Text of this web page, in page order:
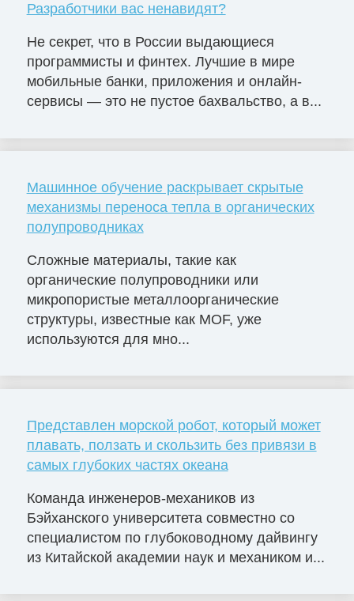
Разработчики вас ненавидят?
Не секрет, что в России выдающиеся
программисты и финтех. Лучшие в мире
мобильные банки, приложения и онлайн-
сервисы — это не пустое бахвальство, а в...
Машинное обучение раскрывает скрытые
механизмы переноса тепла в органических
полупроводниках
Сложные материалы, такие как
органические полупроводники или
микропористые металлоорганические
структуры, известные как MOF, уже
используются для мно...
Представлен морской робот, который может
плавать, ползать и скользить без привязи в
самых глубоких частях океана
Команда инженеров-механиков из
Бэйханского университета совместно со
специалистом по глубоководному дайвингу
из Китайской академии наук и механиком и...